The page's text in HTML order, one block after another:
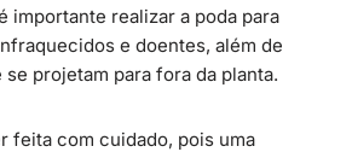
importante realizar a poda para
e doentes, além de
projetam para fora da planta.
feita com cuidado, pois uma